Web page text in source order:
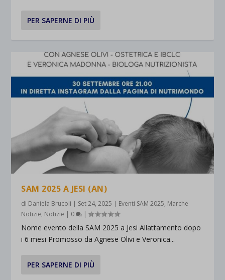
PER SAPERNE DI PIÙ
SAM 2025 A JESI (AN)
di Daniela Brucoli | Set 24, 2025 | Eventi SAM 2025, Marche
Notizie, Notizie | 0 |
Nome evento della SAM 2025 a Jesi Allattamento dopo
i 6 mesi Promosso da Agnese Olivi e Veronica...
PER SAPERNE DI PIÙ